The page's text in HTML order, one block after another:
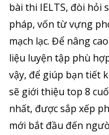
bài thi IELTS, đòi
pháp, vốn từ vựng
mạch lạc. Để nâng
liệu luyện tập phù
vậy, để giúp bạn tiết
sẽ giới thiệu top 8
nhất, được sắp xếp
mới bắt đầu đến